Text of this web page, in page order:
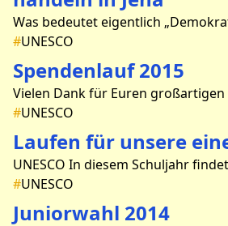
#UNESCO
Spendenlauf 2015
#UNESCO
Laufen für unsere
#UNESCO
Juniorwahl 2014